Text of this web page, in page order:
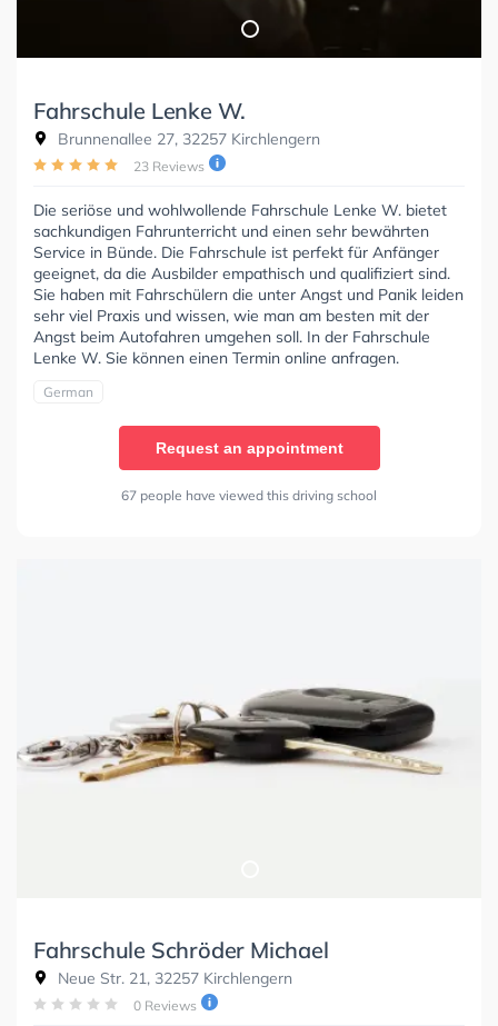
Fahrschule Lenke W.
Brunnenallee 27, 32257 Kirchlengern
23 Reviews
Die seriöse und wohlwollende Fahrschule Lenke W. bietet
sachkundigen Fahrunterricht und einen sehr bewährten
Service in Bünde. Die Fahrschule ist perfekt für Anfänger
geeignet, da die Ausbilder empathisch und qualifiziert sind.
Sie haben mit Fahrschülern die unter Angst und Panik leiden
sehr viel Praxis und wissen, wie man am besten mit der
Angst beim Autofahren umgehen soll. In der Fahrschule
Lenke W. Sie können einen Termin online anfragen.
German
Request an appointment
67 people have viewed this driving school
Fahrschule Schröder Michael
Neue Str. 21, 32257 Kirchlengern
0 Reviews